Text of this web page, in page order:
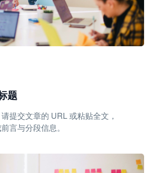
题
提交文章的 URL 或粘贴全文，
言与分段信息。